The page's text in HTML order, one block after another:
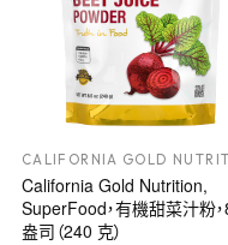
CALIFORNIA GOLD
California Gold Nutrition,
SuperFood，有機甜菜汁粉
盎司（240 克）